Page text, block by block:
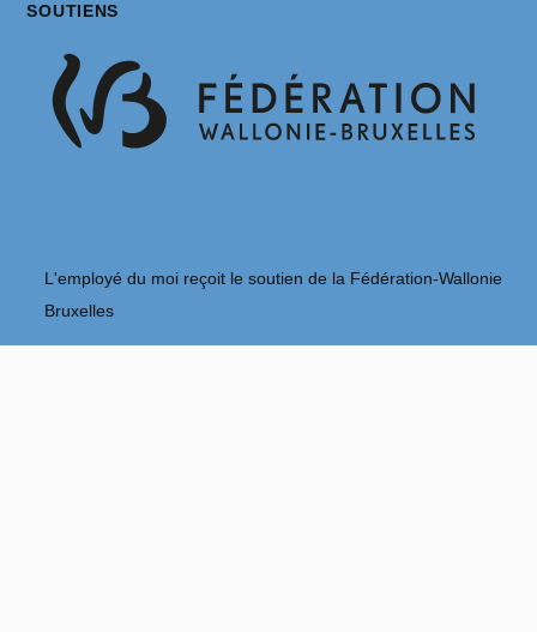
SOUTIENS
L'employé du moi reçoit le soutien de la Fédération-Wallonie
Bruxelles